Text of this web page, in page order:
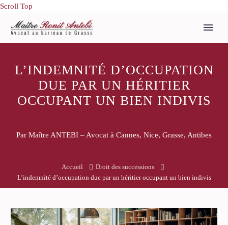
Scroll Top
L’INDEMNITÉ D’OCCUPATION
DUE PAR UN HÉRITIER
OCCUPANT UN BIEN INDIVIS
Par Maître ANTEBI – Avocat à Cannes, Nice, Grasse, Antibes
Accueil
Droit des successions
L’indemnité d’occupation due par un héritier occupant un bien indivis